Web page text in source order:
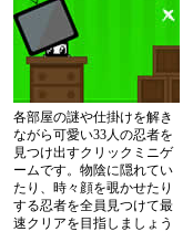
各部屋の謎や仕掛けを解き
ながら可愛い33人の忍者を
見つけ出すクリックミニゲ
ームです。物陰に隠れてい
たり、時々顔を覗かせたり
する忍者を全員見つけて最
速クリアを目指しましょう